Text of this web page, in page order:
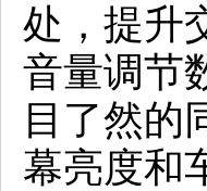
处，提升
音量调节
目了然的
幕亮度和